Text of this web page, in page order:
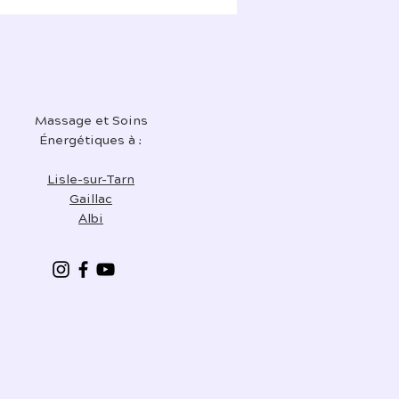
Massage et Soins
Énergétiques à :
Lisle-sur-Tarn
Gaillac
Albi